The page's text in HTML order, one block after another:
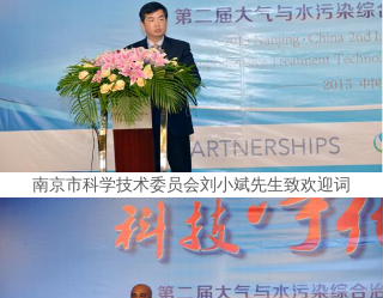
南京市科学技术委员会刘小斌先生致欢迎词